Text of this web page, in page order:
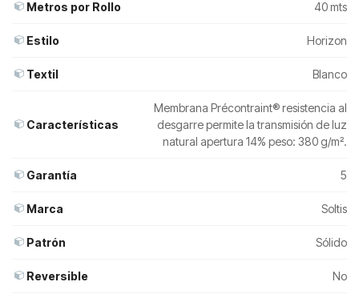
Metros por Rollo 40 mts
Estilo Horizon
Textil Blanco
Características
Membrana Précontraint® resistencia al
desgarre permite la transmisión de luz
natural apertura 14% peso: 380 g/m².
Garantía 5
Marca Soltis
Patrón Sólido
Reversible No